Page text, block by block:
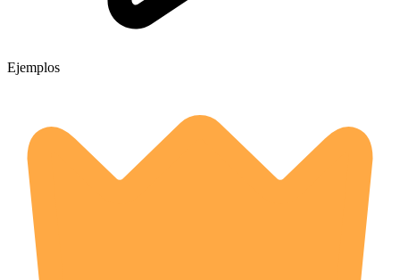
Ejemplos